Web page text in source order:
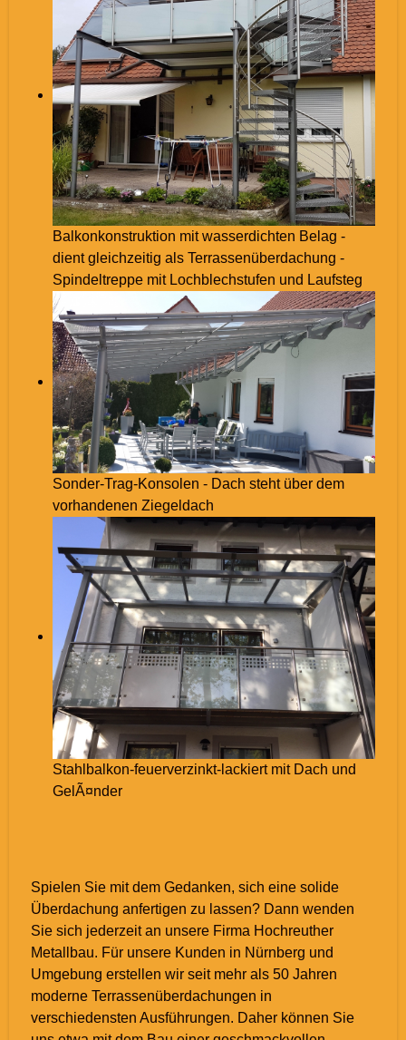
Balkonkonstruktion mit wasserdichten Belag -
dient gleichzeitig als Terrassenüberdachung -
Spindeltreppe mit Lochblechstufen und Laufsteg
Sonder-Trag-Konsolen - Dach steht über dem
vorhandenen Ziegeldach
Stahlbalkon-feuerverzinkt-lackiert mit Dach und
GelÃ¤nder
Spielen Sie mit dem Gedanken, sich eine solide
Überdachung anfertigen zu lassen? Dann wenden
Sie sich jederzeit an unsere Firma Hochreuther
Metallbau. Für unsere Kunden in Nürnberg und
Umgebung erstellen wir seit mehr als 50 Jahren
moderne Terrassenüberdachungen in
verschiedensten Ausführungen. Daher können Sie